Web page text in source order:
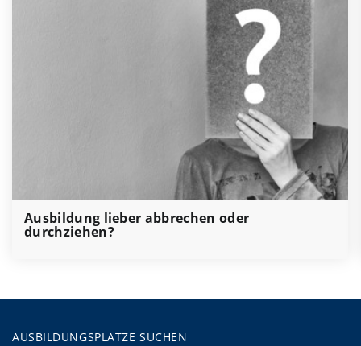
Ausbildung lieber abbrechen oder
durchziehen?
AUSBILDUNGSPLÄTZE SUCHEN